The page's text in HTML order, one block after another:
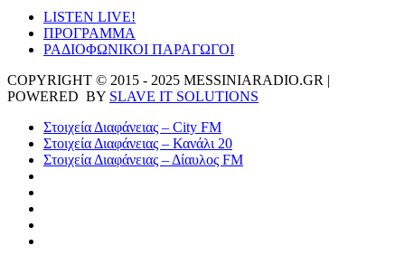
LISTEN LIVE!
ΠΡΟΓΡΑΜΜΑ
ΡΑΔΙΟΦΩΝΙΚΟΙ ΠΑΡΑΓΩΓΟΙ
COPYRIGHT © 2015 - 2025 MESSINIARADIO.GR |
POWERED BY SLAVE IT SOLUTIONS
Στοιχεία Διαφάνειας – City FM
Στοιχεία Διαφάνειας – Κανάλι 20
Στοιχεία Διαφάνειας – Δίαυλος FM